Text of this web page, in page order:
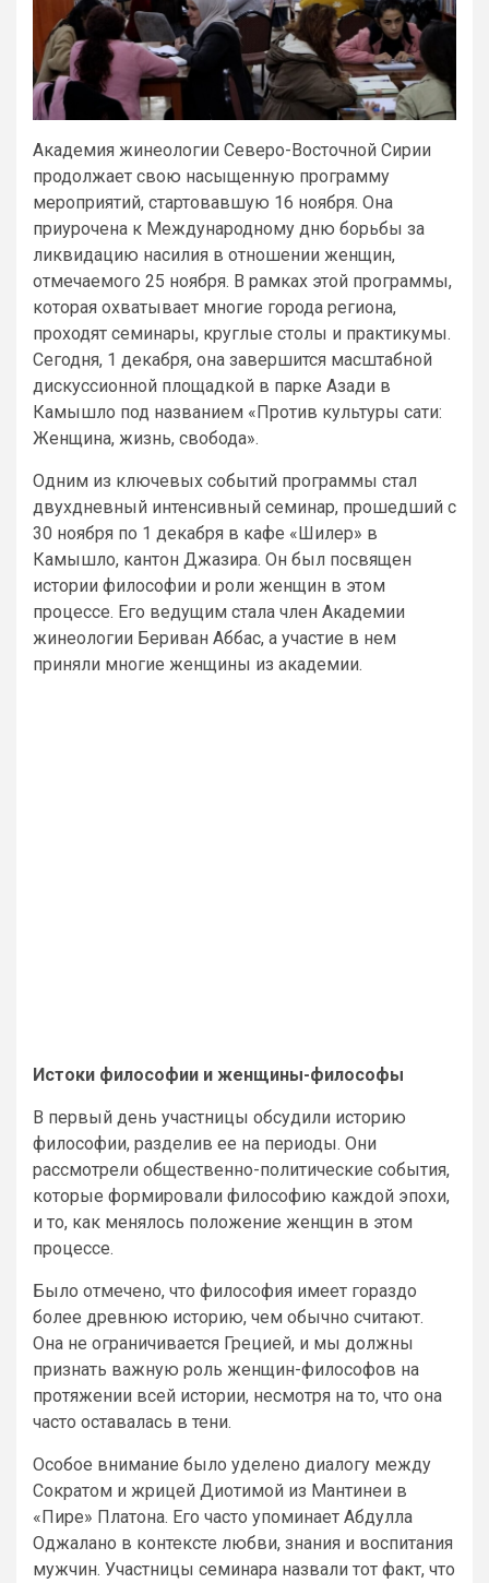
Академия жинеологии Северо-Восточной Сирии
продолжает свою насыщенную программу
мероприятий, стартовавшую 16 ноября. Она
приурочена к Международному дню борьбы за
ликвидацию насилия в отношении женщин,
отмечаемого 25 ноября. В рамках этой программы,
которая охватывает многие города региона,
проходят семинары, круглые столы и практикумы.
Сегодня, 1 декабря, она завершится масштабной
дискуссионной площадкой в парке Азади в
Камышло под названием «Против культуры сати:
Женщина, жизнь, свобода».
Одним из ключевых событий программы стал
двухдневный интенсивный семинар, прошедший с
30 ноября по 1 декабря в кафе «Шилер» в
Камышло, кантон Джазира. Он был посвящен
истории философии и роли женщин в этом
процессе. Его ведущим стала член Академии
жинеологии Бериван Аббас, а участие в нем
приняли многие женщины из академии.
Истоки философии и женщины-философы
В первый день участницы обсудили историю
философии, разделив ее на периоды. Они
рассмотрели общественно-политические события,
которые формировали философию каждой эпохи,
и то, как менялось положение женщин в этом
процессе.
Было отмечено, что философия имеет гораздо
более древнюю историю, чем обычно считают.
Она не ограничивается Грецией, и мы должны
признать важную роль женщин-философов на
протяжении всей истории, несмотря на то, что она
часто оставалась в тени.
Особое внимание было уделено диалогу между
Сократом и жрицей Диотимой из Мантинеи в
«Пире» Платона. Его часто упоминает Абдулла
Оджалано в контексте любви, знания и воспитания
мужчин. Участницы семинара назвали тот факт, что